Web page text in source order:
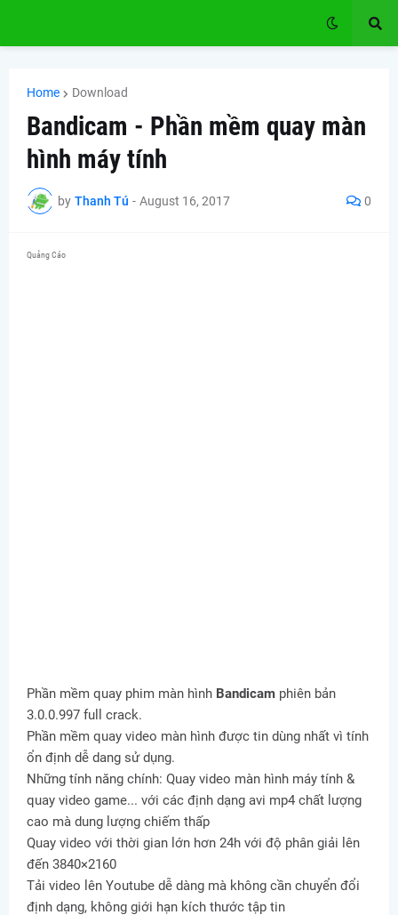
Home Download
Bandicam - Phần mềm quay màn
hình máy tính
by Thanh Tú - August 16, 2017 0
Quảng Cáo
Phần mềm quay phim màn hình Bandicam phiên bản
3.0.0.997 full crack.
Phần mềm quay video màn hình được tin dùng nhất vì tính
ổn định dễ dang sử dụng.
Những tính năng chính: Quay video màn hình máy tính &
quay video game... với các định dạng avi mp4 chất lượng
cao mà dung lượng chiếm thấp
Quay video với thời gian lớn hơn 24h với độ phân giải lên
đến 3840×2160
Tải video lên Youtube dễ dàng mà không cần chuyển đổi
định dạng, không giới hạn kích thước tập tin